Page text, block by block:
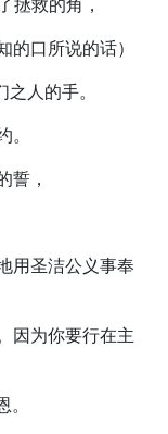
拯救的角，
口所说的话）
人的手。
誓，
用圣洁公义事奉
因为你要行在主